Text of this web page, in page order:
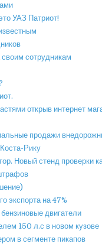
УАЗ Патриот!
своим сотрудникам
открыв интернет
продажи
Рику
Новый стенд проверки
экспорта на 47%
двигатели
150 л.с в новом кузове
в сегменте пикапов